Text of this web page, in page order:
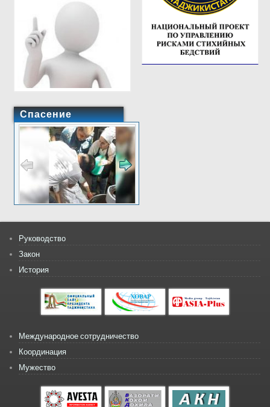
Спасение
Руководство
Закон
История
Международное сотрудничество
Координация
Мужество